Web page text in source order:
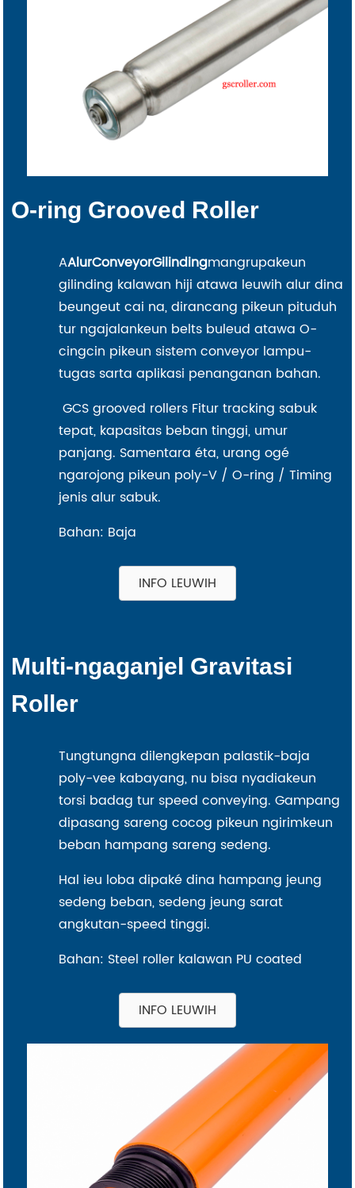
O-ring Grooved Roller
AAlurConveyorGilindingmangrupakeun
gilinding kalawan hiji atawa leuwih alur dina
beungeut cai na, dirancang pikeun pituduh
tur ngajalankeun belts buleud atawa O-
cingcin pikeun sistem conveyor lampu-
tugas sarta aplikasi penanganan bahan.
GCS grooved rollers Fitur tracking sabuk
tepat, kapasitas beban tinggi, umur
panjang. Samentara éta, urang ogé
ngarojong pikeun poly-V / O-ring / Timing
jenis alur sabuk.
Bahan: Baja
INFO LEUWIH
Multi-ngaganjel Gravitasi
Roller
Tungtungna dilengkepan palastik-baja
poly-vee kabayang, nu bisa nyadiakeun
torsi badag tur speed conveying. Gampang
dipasang sareng cocog pikeun ngirimkeun
beban hampang sareng sedeng.
Hal ieu loba dipaké dina hampang jeung
sedeng beban, sedeng jeung sarat
angkutan-speed tinggi.
Bahan: Steel roller kalawan PU coated
INFO LEUWIH